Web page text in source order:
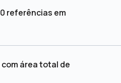
referências em
área total de